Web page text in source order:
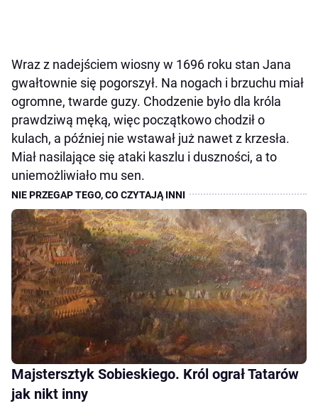
Wraz z nadejściem wiosny w 1696 roku stan Jana
gwałtownie się pogorszył. Na nogach i brzuchu miał
ogromne, twarde guzy. Chodzenie było dla króla
prawdziwą męką, więc początkowo chodził o
kulach, a później nie wstawał już nawet z krzesła.
Miał nasilające się ataki kaszlu i duszności, a to
uniemożliwiało mu sen.
Majstersztyk Sobieskiego. Król ograł Tatarów
jak nikt inny